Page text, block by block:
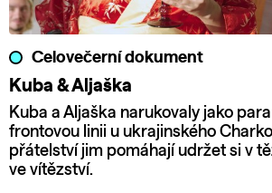
Celovečerní dokument
Kuba & Aljaška
Kuba a Aljaška narukovaly jako
frontovou linii u ukrajinského
přátelství jim pomáhají udržet si v
ve vítězství.